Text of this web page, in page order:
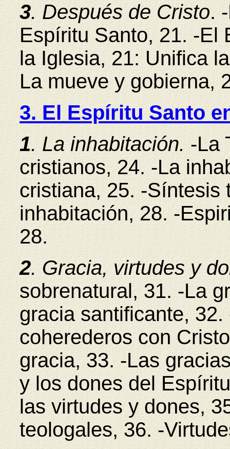
3. Después de Cristo.
Espíritu Santo, 21. -El
la Iglesia, 21: Unifica
La mueve y gobierna,
3. El Espíritu Santo
1. La inhabitación.-La
cristianos, 24. -La
cristiana, 25. -Síntesis
inhabitación, 28. -
28.
2. Gracia, virtudes y
sobrenatural, 31. -La
gracia santificante,
coherederos con
gracia, 33. -Las
y los dones del
las virtudes y dones,
teologales, 36. -